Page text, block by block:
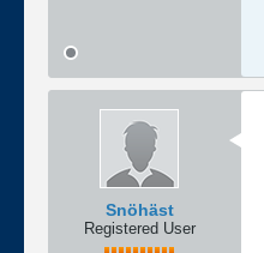
Snöhäst
Registered User